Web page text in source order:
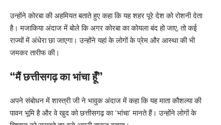
उन्होंने कोरबा की अहमियत बताते हुए कहा कि यह शहर पूरे देश को रोशनी देता
है। मजाकिया अंदाज में बोले कि अगर कोरबा का कोयला बंद हो जाए, तो कई
राज्यों में अंधेरा छा जाएगा। उन्होंने यहां के लोगों के प्रेम और आस्था की भी
जमकर तारीफ की।
“मैं छत्तीसगढ़ का भांचा हूँ”
अपने संबोधन में शास्त्री जी ने भावुक अंदाज में कहा कि यह माता कौशल्या की
पावन भूमि है और वे खुद को छत्तीसगढ़ का ‘भांचा’ मानते हैं। उन्होंने लोगों के